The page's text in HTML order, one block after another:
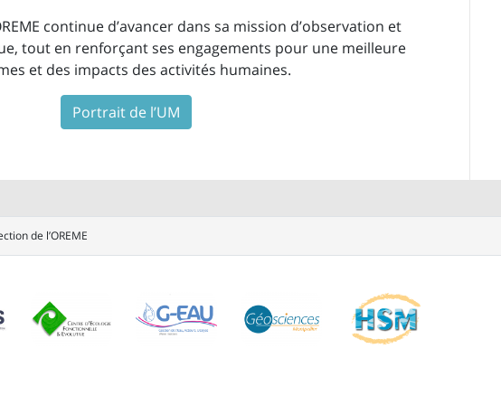
continue d’avancer dans sa mission d’observation et
tout en renforçant ses engagements pour une meilleure
et des impacts des activités humaines.
Portrait de l’UM
de l’OREME